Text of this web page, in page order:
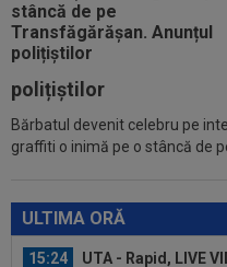
polițiștilor
Bărbatul devenit celebru pe
graffiti o inimă pe o stâncă de
ULTIMA ORĂ
Becali la FCSB și a spus-o...
14:55
Anunțul făcut de
Cosmin Matei a fost
15:48 OFICIAL
privința lui Marius Baciu
15:24
UTA - Rapid, LIVE